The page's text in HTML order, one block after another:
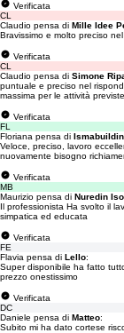
Verificata
CL
Claudio pensa di Mille Idee
Bravissimo e molto preciso
Verificata
CL
Claudio pensa di Simone
puntuale e preciso nel
massima per le attività
Verificata
FL
Floriana pensa di
Veloce, preciso, lavoro
nuovamente bisogno
Verificata
MB
Maurizio pensa di Nuredin
Il professionista Ha svolto il
simpatica ed educata
Verificata
FE
Flavia pensa di Lello:
Super disponibile ha fatto
prezzo onestissimo
Verificata
DC
Daniele pensa di Matteo:
Subito mi ha dato cortese